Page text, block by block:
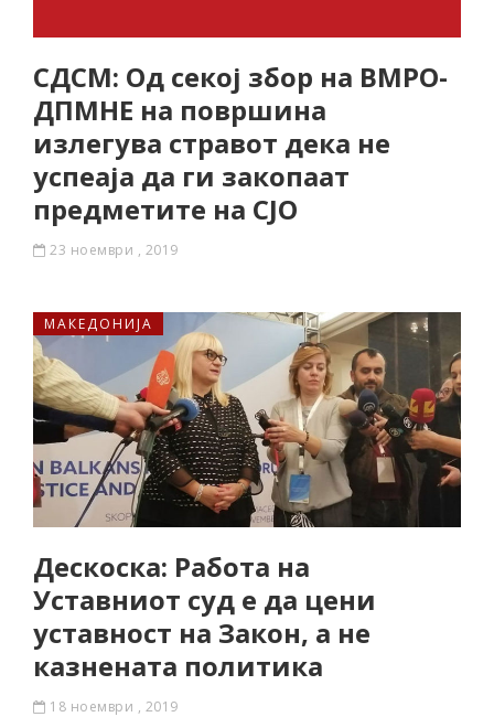
СДСМ: Од секој збор на ВМРО-
ДПМНЕ на површина
излегува стравот дека не
успеаја да ги закопаат
предметите на СЈО
23 ноември , 2019
МАКЕДОНИЈА
Дескоска: Работа на
Уставниот суд е да цени
уставност на Закон, а не
казнената политика
18 ноември , 2019